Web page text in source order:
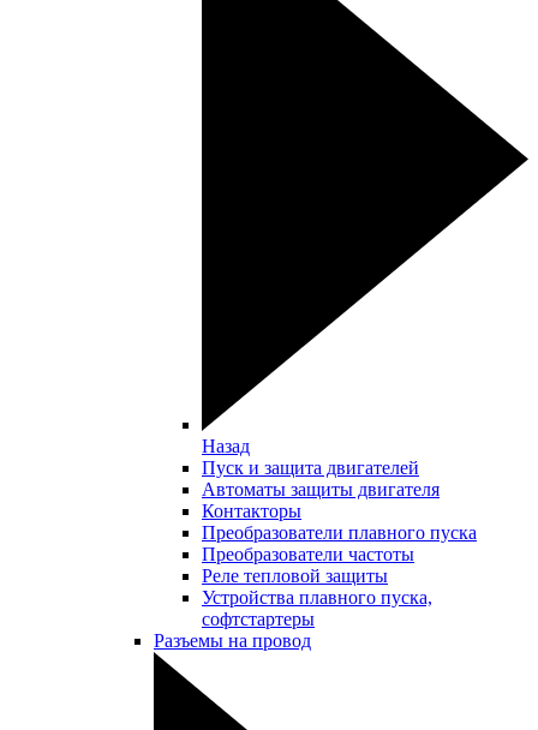
Назад
Пуск и защита двигателей
Автоматы защиты двигателя
Контакторы
Преобразователи плавного пуска
Преобразователи частоты
Реле тепловой защиты
Устройства плавного пуска,
софтстартеры
Разъемы на провод